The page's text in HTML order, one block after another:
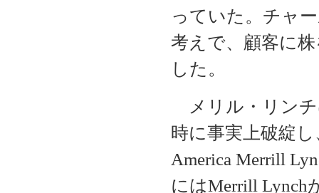
っていた。チャ
考えで、顧客に
した。
メリル・リンチ
時に事実上破綻
America Merrill
にはMerrill Lynch